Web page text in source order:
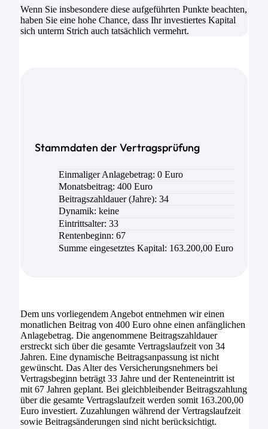
Wenn Sie insbesondere diese aufgeführten Punkte beachten,
haben Sie eine hohe Chance, dass Ihr investiertes Kapital
sich unterm Strich auch tatsächlich vermehrt.
Stammdaten der Vertragsprüfung
Einmaliger Anlagebetrag: 0 Euro
Monatsbeitrag: 400 Euro
Beitragszahldauer (Jahre): 34
Dynamik: keine
Eintrittsalter: 33
Rentenbeginn: 67
Summe eingesetztes Kapital: 163.200,00 Euro
Dem uns vorliegendem Angebot entnehmen wir einen
monatlichen Beitrag von 400 Euro ohne einen anfänglichen
Anlagebetrag. Die angenommene Beitragszahldauer
erstreckt sich über die gesamte Vertragslaufzeit von 34
Jahren. Eine dynamische Beitragsanpassung ist nicht
gewünscht. Das Alter des Versicherungsnehmers bei
Vertragsbeginn beträgt 33 Jahre und der Renteneintritt ist
mit 67 Jahren geplant. Bei gleichbleibender Beitragszahlung
über die gesamte Vertragslaufzeit werden somit 163.200,00
Euro investiert. Zuzahlungen während der Vertragslaufzeit
sowie Beitragsänderungen sind nicht berücksichtigt.